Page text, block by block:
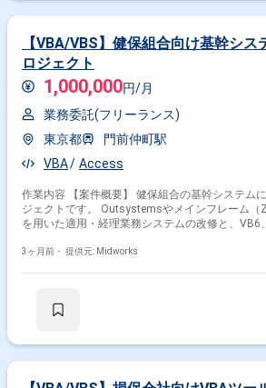
【VBA/VBS】健保組合向け基幹シ
ロジェクト
1,000,000円/月
業務委託(フリーランス)
東京都
門前仲町駅
VBA
Access
作業内容 【案件概要】 健保組合の基幹システムにおける法改正対応プロ
ジェクトです。 Outsystemsやメインフレーム（Z/OS、COBOL、DB2）
を用いた適用・経理業務システムの改修と、VB6
でを担当し、既存システムの設計書が不足してい
計、詳細設計、プログラミング、単体テスト、結合テスト ・既
3ヶ月前・ 提供元: Midworks